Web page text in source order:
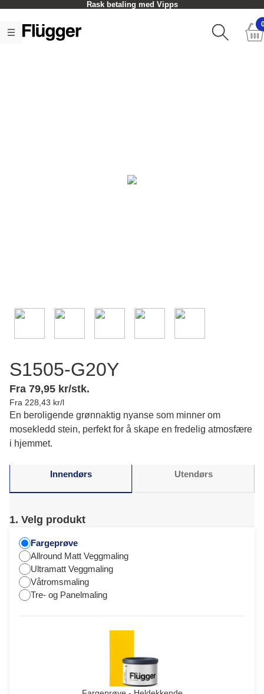
Rask betaling med Vipps
S1505-G20Y
Fra 79,95 kr/stk.
Fra 228,43 kr/l
En beroligende grønnaktig nyanse som minner om
mosekledd stein, perfekt for å skape en fredelig atmosfære
i hjemmet.
Innendørs Utendørs
1. Velg produkt
Fargeprøve
Allround Matt Veggmaling
Ultramatt Veggmaling
Våtromsmaling
Tre- og Panelmaling